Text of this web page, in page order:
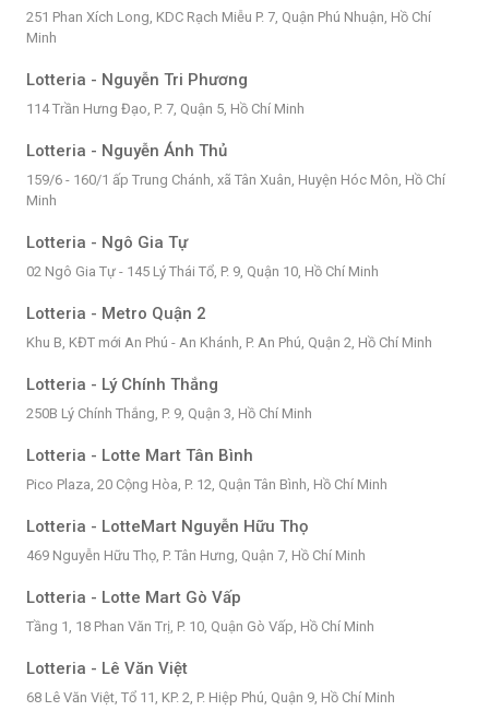
251 Phan Xích Long, KDC Rạch Miễu P. 7, Quận Phú Nhuận, Hồ Chí
Minh
Lotteria - Nguyễn Tri Phương
114 Trần Hưng Đạo, P. 7, Quận 5, Hồ Chí Minh
Lotteria - Nguyễn Ánh Thủ
159/6 - 160/1 ấp Trung Chánh, xã Tân Xuân, Huyện Hóc Môn, Hồ Chí
Minh
Lotteria - Ngô Gia Tự
02 Ngô Gia Tự - 145 Lý Thái Tổ, P. 9, Quận 10, Hồ Chí Minh
Lotteria - Metro Quận 2
Khu B, KĐT mới An Phú - An Khánh, P. An Phú, Quận 2, Hồ Chí Minh
Lotteria - Lý Chính Thắng
250B Lý Chính Thắng, P. 9, Quận 3, Hồ Chí Minh
Lotteria - Lotte Mart Tân Bình
Pico Plaza, 20 Cộng Hòa, P. 12, Quận Tân Bình, Hồ Chí Minh
Lotteria - LotteMart Nguyễn Hữu Thọ
469 Nguyễn Hữu Thọ, P. Tân Hưng, Quận 7, Hồ Chí Minh
Lotteria - Lotte Mart Gò Vấp
Tầng 1, 18 Phan Văn Trị, P. 10, Quận Gò Vấp, Hồ Chí Minh
Lotteria - Lê Văn Việt
68 Lê Văn Việt, Tổ 11, KP. 2, P. Hiệp Phú, Quận 9, Hồ Chí Minh